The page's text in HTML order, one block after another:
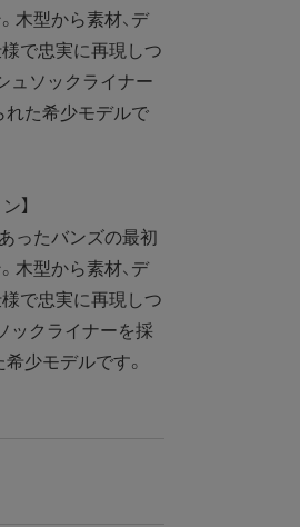
木型から素材、デ
様で忠実に再現しつ
ュソックライナー
れた希少モデルで
】
ったバンズの最初
木型から素材、デ
様で忠実に再現しつ
ックライナーを採
少モデルです。